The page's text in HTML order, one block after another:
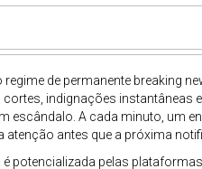
de permanente breaking
cortes, indignações
escândalo. A cada minuto, um
atenção antes que a próxima
potencializada pelas